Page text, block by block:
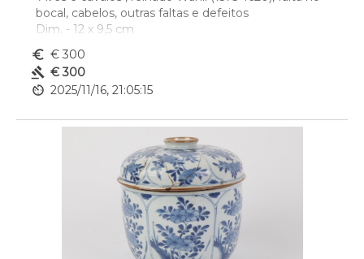
bocal, cabelos, outras faltas e defeitos
Dim. - 12 x 9,5 cm
euro_symbol € 300
gavel € 300
av_timer 2025/11/16, 21:05:15